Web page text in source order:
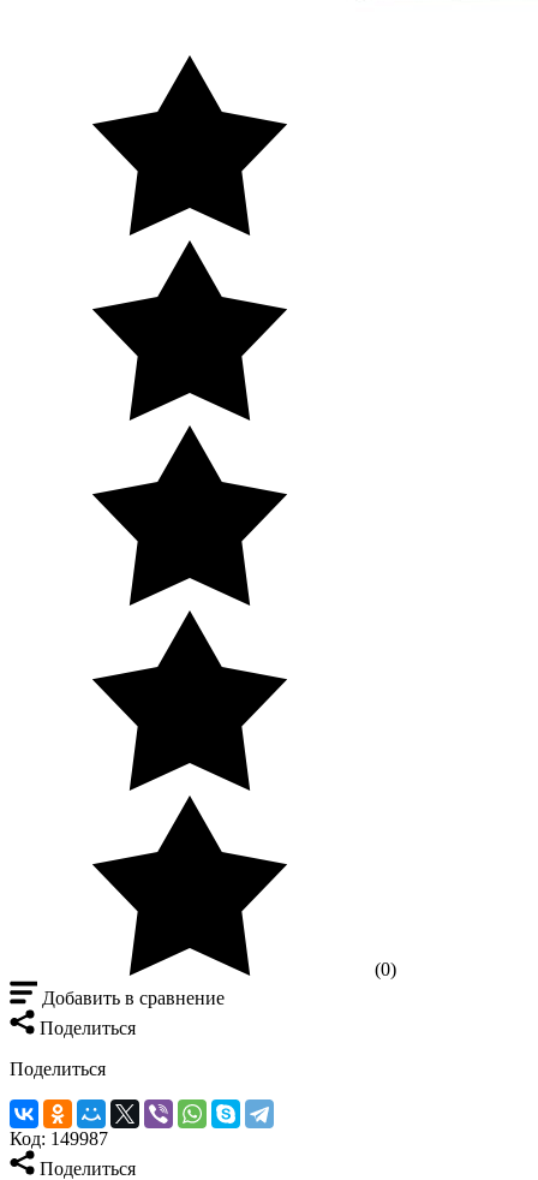
(0)
Добавить в сравнение
Поделиться
Поделиться
Код: 149987
Поделиться